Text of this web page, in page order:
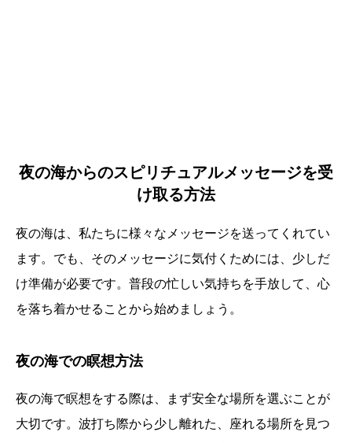
夜の海からのスピリチュアルメッセージを受
け取る方法
夜の海は、私たちに様々なメッセージを送ってくれてい
ます。でも、そのメッセージに気付くためには、少しだ
け準備が必要です。普段の忙しい気持ちを手放して、心
を落ち着かせることから始めましょう。
夜の海での瞑想方法
夜の海で瞑想をする際は、まず安全な場所を選ぶことが
大切です。波打ち際から少し離れた、座れる場所を見つ